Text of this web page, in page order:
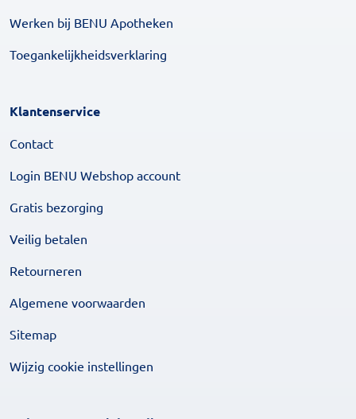
Werken bij BENU Apotheken
Toegankelijkheidsverklaring
Klantenservice
Contact
Login BENU Webshop account
Gratis bezorging
Veilig betalen
Retourneren
Algemene voorwaarden
Sitemap
Wijzig cookie instellingen